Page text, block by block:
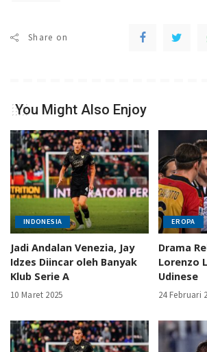
Share on
You Might Also Enjoy
INDONESIA
Jadi Andalan Venezia, Jay
Idzes Diincar oleh Banyak
Klub Serie A
10 Maret 2025
EROPA
Drama
Lorenzo
Udinese
24 Februari